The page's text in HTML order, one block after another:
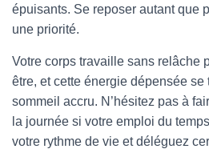
épuisants. Se reposer autant que
une priorité.
Votre corps travaille sans relâche
être, et cette énergie dépensée
sommeil accru. N’hésitez pas à
la journée si votre emploi du
votre rythme de vie et déléguez